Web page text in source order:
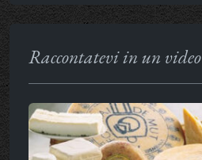
Raccontatevi in un video